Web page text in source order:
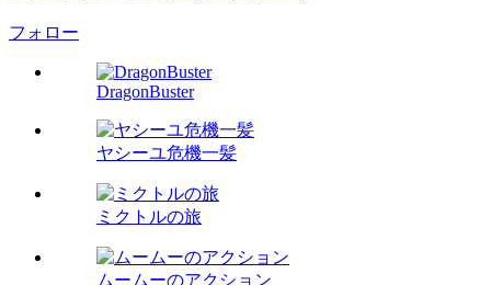
フォロー
DragonBuster
ヤシーユ危機一髪
ミクトルの旅
ムームーのアクション